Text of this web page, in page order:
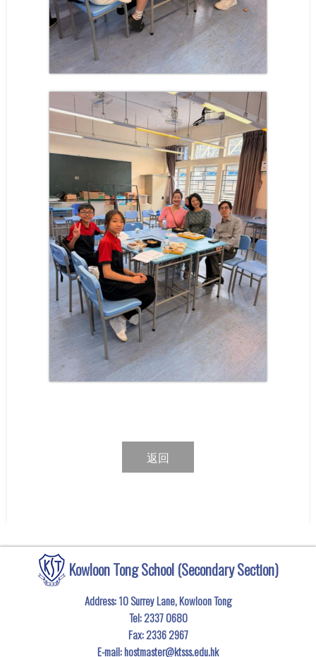
返回
Kowloon Tong School (Secondary Section)
Address: 10 Surrey Lane, Kowloon Tong
Tel:2337 0680
Fax:2336 2967
E-mail:hostmaster@ktsss.edu.hk